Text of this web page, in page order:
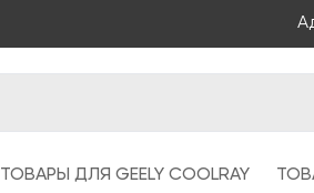
ТОВАРЫ ДЛЯ GEELY COOLRAY